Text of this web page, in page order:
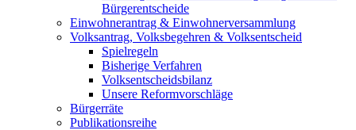
Bürgerentscheide
Einwohnerantrag & Einwohnerversammlung
Volksantrag, Volksbegehren & Volksentscheid
Spielregeln
Bisherige Verfahren
Volksentscheidsbilanz
Unsere Reformvorschläge
Bürgerräte
Publikationsreihe